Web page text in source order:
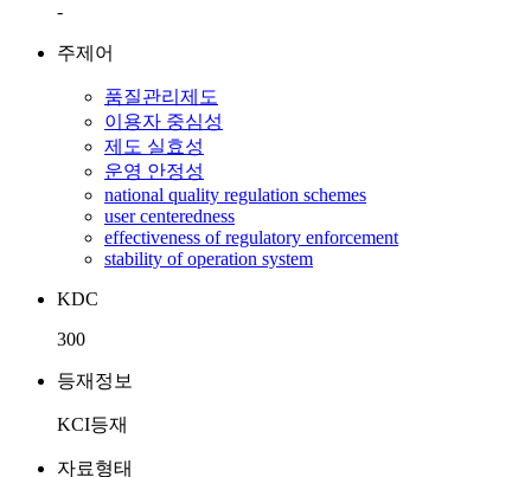
-
주제어
품질관리제도
이용자 중심성
제도 실효성
운영 안정성
national quality regulation schemes
user centeredness
effectiveness of regulatory enforcement
stability of operation system
KDC
300
등재정보
KCI등재
자료형태